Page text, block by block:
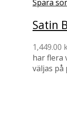
Spara
Satin
1,449.00
har flera
väljas